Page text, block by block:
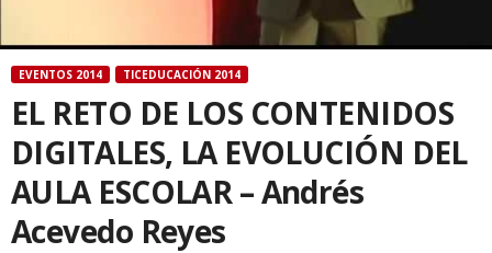
EVENTOS 2014 TICEDUCACIÓN 2014
EL RETO DE LOS CONTENIDOS
DIGITALES, LA EVOLUCIÓN DEL
AULA ESCOLAR – Andrés
Acevedo Reyes